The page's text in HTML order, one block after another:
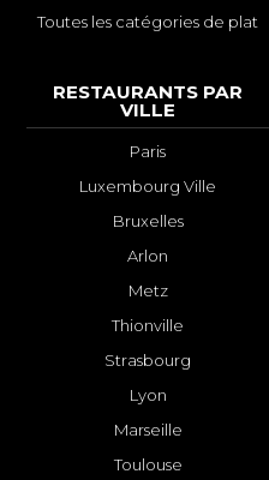
Toutes les catégories de plat
RESTAURANTS PAR
VILLE
Paris
Luxembourg Ville
Bruxelles
Arlon
Metz
Thionville
Strasbourg
Lyon
Marseille
Toulouse